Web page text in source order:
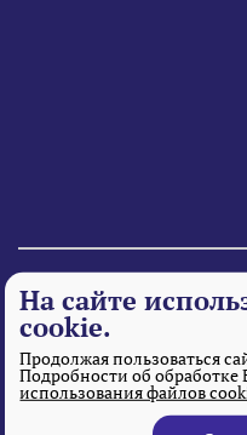
© 1995 - 2026
На сайте
cookie.
Продолжая пользоваться
Подробности об
использования файлов